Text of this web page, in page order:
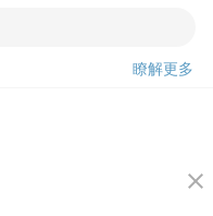
瞭解更多
close